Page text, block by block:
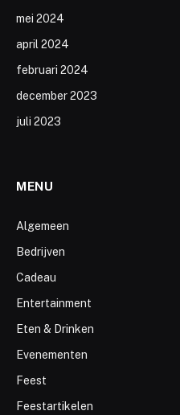
mei 2024
april 2024
februari 2024
december 2023
juli 2023
MENU
Algemeen
Bedrijven
Cadeau
Entertainment
Eten & Drinken
Evenementen
Feest
Feestartikelen